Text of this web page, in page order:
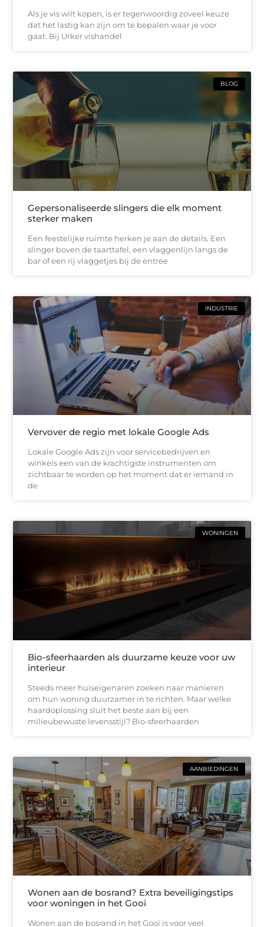
Als je vis wilt kopen, is er tegenwoordig zoveel keuze
dat het lastig kan zijn om te bepalen waar je voor
gaat. Bij Urker vishandel
BLOG
Gepersonaliseerde slingers die elk moment
sterker maken
Een feestelijke ruimte herken je aan de details. Een
slinger boven de taarttafel, een vlaggenlijn langs de
bar of een rij vlaggetjes bij de entree
INDUSTRIE
Vervover de regio met lokale Google Ads
Lokale Google Ads zijn voor servicebedrijven en
winkels een van de krachtigste instrumenten om
zichtbaar te worden op het moment dat er iemand in
de
WONINGEN
Bio-sfeerhaarden als duurzame keuze voor uw
interieur
Steeds meer huiseigenaren zoeken naar manieren
om hun woning duurzamer in te richten. Maar welke
haardoplossing sluit het beste aan bij een
milieubewuste levensstijl? Bio-sfeerhaarden
AANBIEDINGEN
Wonen aan de bosrand? Extra beveiligingstips
voor woningen in het Gooi
Wonen aan de bosrand in het Gooi is voor veel